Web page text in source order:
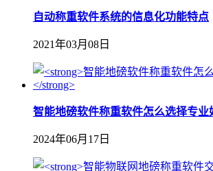
自动称重软件系统的信息化功能特点
2021年03月08日
智能地磅软件称重软件怎么选择专业
2024年06月17日